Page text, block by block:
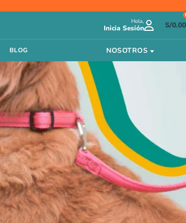
Hola,
Inicia Sesión S/0.00
BLOG NOSOTROS